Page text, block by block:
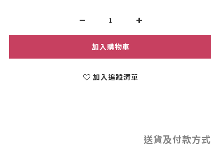
加入購物車
加入追蹤清單
送貨及付款方式